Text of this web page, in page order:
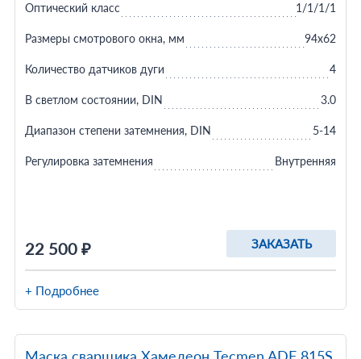
22 500 ₽ ЗАКАЗАТЬ
Оптический класс 1/1/1/1
Размеры смотрового окна, мм 94х62
Количество датчиков дуги 4
В светлом состоянии, DIN 3.0
Диапазон степени затемнения, DIN 5-14
Регулировка затемнения Внутренняя
+ Подробнее